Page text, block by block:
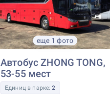
еще 1 фото
Автобус ZHONG TONG,
53-55 мест
Единиц в парке:2